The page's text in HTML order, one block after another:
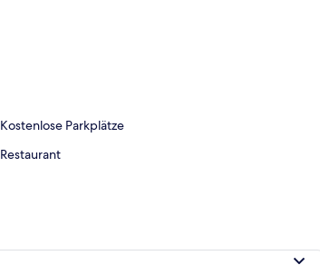
Kostenlose Parkplätze
Restaurant